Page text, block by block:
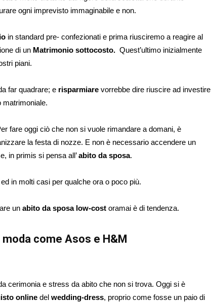
ogni imprevisto immaginabile e non.
in standard pre- confezionati e prima riusciremo a reagire al
di un Matrimonio sottocosto. Quest’ultimo inizialmente
piani.
far quadrare; e risparmiare vorrebbe dire riuscire ad investire
matrimoniale.
fare oggi ciò che non si vuole rimandare a domani, è
la festa di nozze. E non è necessario accendere un
in primis si pensa all’abito da sposa.
in molti casi per qualche ora o poco più.
un abito da sposa low-cost oramai è di tendenza.
come Asos e H&M
cerimonia e stress da abito che non si trova. Oggi si è
online del wedding-dress, proprio come fosse un paio di